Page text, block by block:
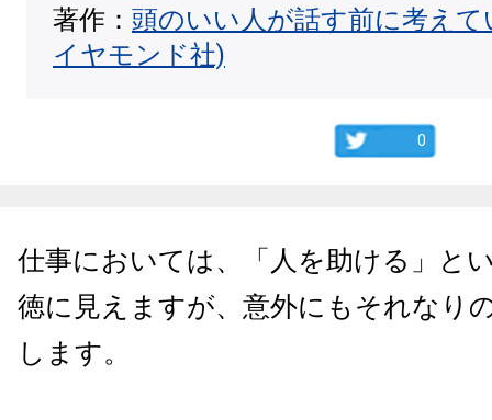
著作： 頭のいい人が話す前に考え
イヤモンド社)
0
仕事においては、「人を助ける」と
徳に見えますが、意外にもそれなり
します。